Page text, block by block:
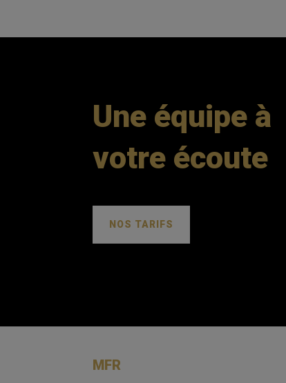
Une équipe à
votre écoute
NOS TARIFS
MFR